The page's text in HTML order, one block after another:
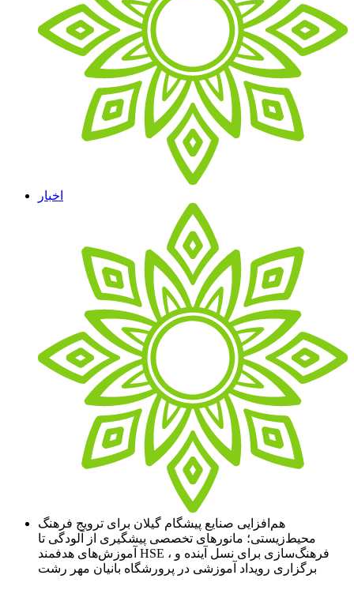
اخبار
هم‌افزایی صنایع پیشگام گیلان برای ترویج فرهنگ
محیط‌زیستی؛ مانورهای تخصصی پیشگیری از آلودگی تا
آموزش‌های هدفمند HSE ، فرهنگ‌سازی برای نسل آینده و
برگزاری رویداد آموزشی در پرورشگاه بانیان مهر رشت